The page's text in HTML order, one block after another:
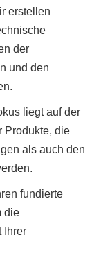
erstellen
der
und den
liegt auf der
Produkte, die
als auch den
fundierte
die
Ihrer